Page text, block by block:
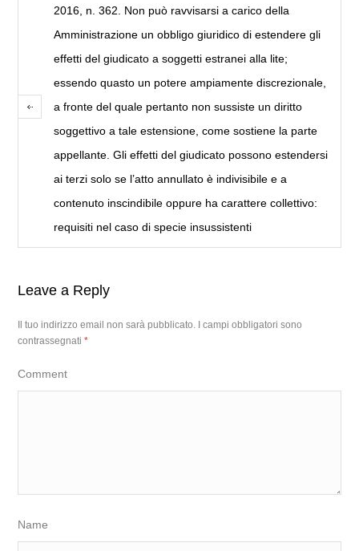
2016, n. 362. Non può ravvisarsi a carico della
Amministrazione un obbligo giuridico di estendere gli
effetti del giudicato a soggetti estranei alla lite;
essendo quasto un potere ampiamente discrezionale,
a fronte del quale pertanto non sussiste un diritto
soggettivo a tale estensione, come sostiene la parte
appellante. Gli effetti del giudicato possono estendersi
ai terzi solo se l’atto annullato è indivisibile e a
contenuto inscindibile oppure ha carattere collettivo:
requisiti nel caso di specie insussistenti
Leave a Reply
Il tuo indirizzo email non sarà pubblicato.
I campi obbligatori sono
contrassegnati*
Comment
Name